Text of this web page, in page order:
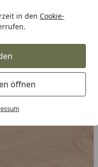
in den Cookie-
öffnen
Parkettböden
longlife PS
9021 Eiche
gebürstet